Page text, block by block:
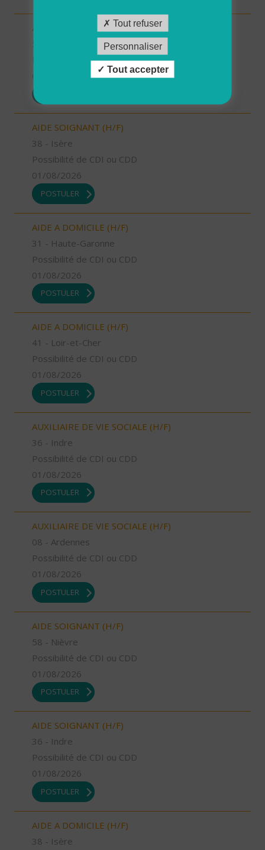
AIDE SOIGNANT (H/F)
Possibilité de CDI ou CDD
AIDE SOIGNANT (H/F)
38 - Isère
Possibilité de CDI ou CDD
01/08/2026
POSTULER
AIDE A DOMICILE (H/F)
31 - Haute-Garonne
Possibilité de CDI ou CDD
01/08/2026
POSTULER
AIDE A DOMICILE (H/F)
41 - Loir-et-Cher
Possibilité de CDI ou CDD
01/08/2026
POSTULER
AUXILIAIRE DE VIE SOCIALE (H/F)
36 - Indre
Possibilité de CDI ou CDD
01/08/2026
POSTULER
AUXILIAIRE DE VIE SOCIALE (H/F)
08 - Ardennes
Possibilité de CDI ou CDD
01/08/2026
POSTULER
AIDE SOIGNANT (H/F)
58 - Nièvre
Possibilité de CDI ou CDD
01/08/2026
POSTULER
AIDE SOIGNANT (H/F)
36 - Indre
Possibilité de CDI ou CDD
01/08/2026
POSTULER
AIDE A DOMICILE (H/F)
38 - Isère
Tout refuser
Personnaliser
Tout accepter